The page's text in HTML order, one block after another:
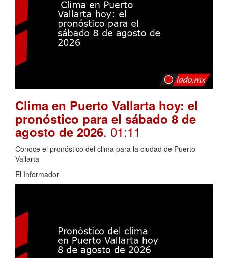
Clima en Puerto Vallarta hoy: el
pronóstico para el sábado 8 de
agosto de 2026. 01:11
Conoce el pronóstico del clima para la ciudad de Puerto
Vallarta
El Informador